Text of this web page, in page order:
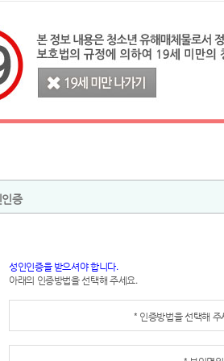
증
성인인증을 받으셔야 합니다.
아래의 인증방법을 선택해 주세요.
* 인증방법을 선택해